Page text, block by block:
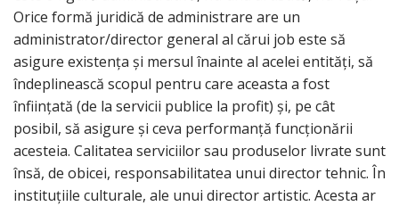
Orice formă juridică de administrare are un
administrator/director general al cărui job este să
asigure existența și mersul înainte al acelei entități, să
îndeplinească scopul pentru care aceasta a fost
înființată (de la servicii publice la profit) și, pe cât
posibil, să asigure și ceva performanță funcționării
acesteia. Calitatea serviciilor sau produselor livrate sunt
însă, de obicei, responsabilitatea unui director tehnic. În
instituțiile culturale, ale unui director artistic. Acesta ar